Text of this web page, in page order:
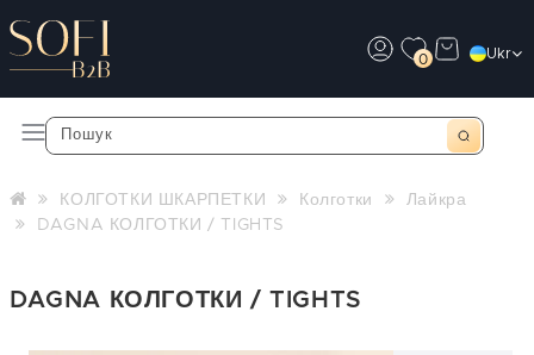
0 Ukr
КОЛГОТКИ ШКАРПЕТКИ Колготки
Лайкра
DAGNA КОЛГОТКИ / TIGHTS
DAGNA КОЛГОТКИ / TIGHTS